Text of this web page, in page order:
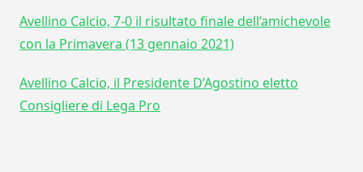
Avellino Calcio, 7-0 il risultato finale dell’amichevole
con la Primavera (13 gennaio 2021)
Avellino Calcio, il Presidente D’Agostino eletto
Consigliere di Lega Pro